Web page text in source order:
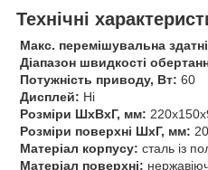
Технічні
Макс. перемішувальна
Діапазон швидкості
Потужність приводу, Вт: 60
Дисплей: Ні
Розміри ШхВхГ, мм:
Розміри поверхні ШхГ, мм:
Матеріал корпусу: сталь із
Матеріал поверхні: